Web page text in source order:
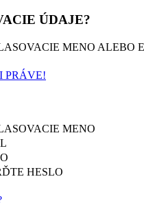
ÚDAJE?
MENO ALEBO
PRÁVE!
MENO
HESLO